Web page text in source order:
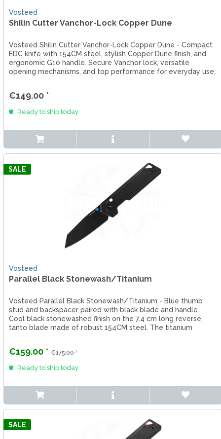
Vosteed
Shilin Cutter Vanchor-Lock Copper Dune
Vosteed Shilin Cutter Vanchor-Lock Copper Dune - Compact
EDC knife with 154CM steel, stylish Copper Dune finish, and
ergonomic G10 handle. Secure Vanchor lock, versatile
opening mechanisms, and top performance for everyday use,
€149.00 *
Ready to ship today
SALE
Vosteed
Parallel Black Stonewash/Titanium
Vosteed Parallel Black Stonewash/Titanium - Blue thumb
stud and backspacer paired with black blade and handle.
Cool black stonewashed finish on the 7.4 cm long reverse
tanto blade made of robust 154CM steel. The titanium
€159.00 * €175.00 *
Ready to ship today
SALE